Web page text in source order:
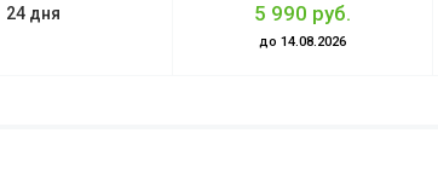
24 дня 5 990 руб.
до 14.08.2026